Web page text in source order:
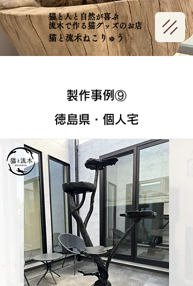
猫と流木ねこりゅう
猫と人と自然が喜ぶ
​流木で作る猫グッズのお店
製作事例⑨
徳島県・個人宅